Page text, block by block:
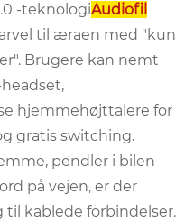
-teknologiAudiofil
til æraen med "kun
Brugere kan nemt
hjemmehøjttalere for
gratis switching.
pendler i bilen
på vejen, er der
kablede forbindelser.